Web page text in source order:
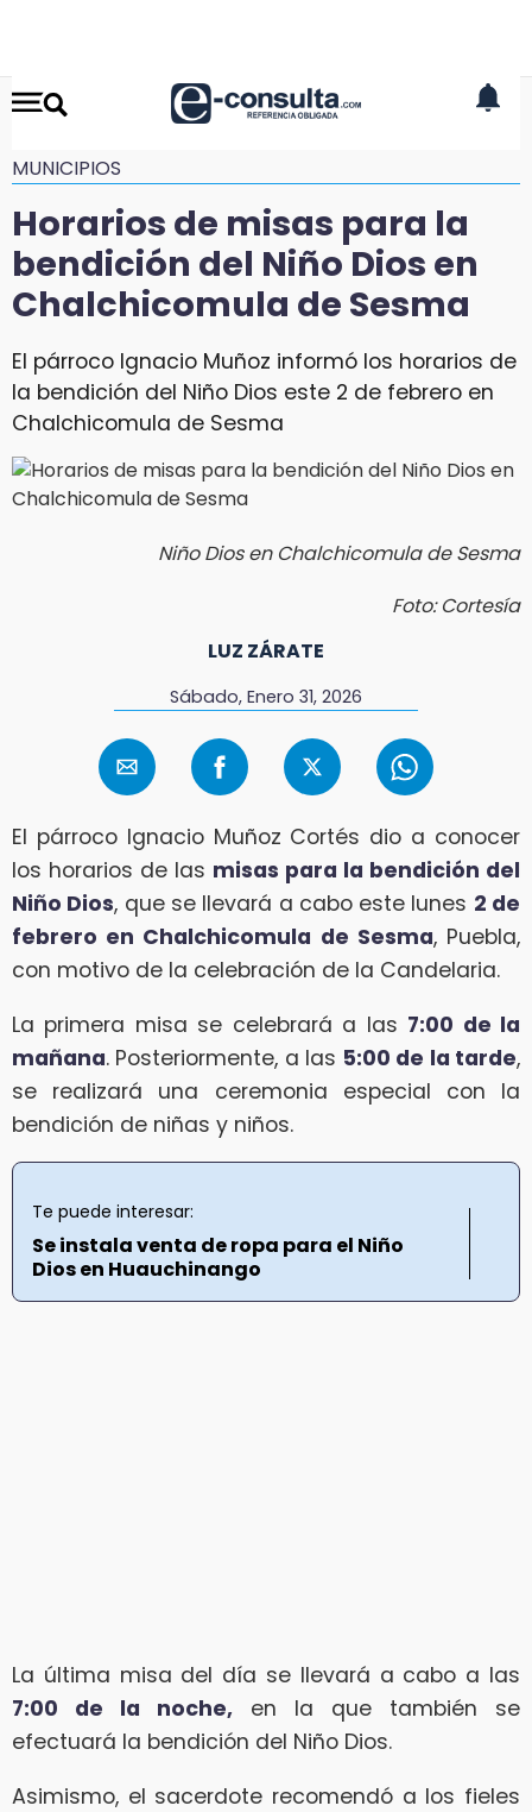
MUNICIPIOS
Horarios de misas para la
bendición del Niño Dios en
Chalchicomula de Sesma
El párroco Ignacio Muñoz informó los horarios de
la bendición del Niño Dios este 2 de febrero en
Chalchicomula de Sesma
Niño Dios en Chalchicomula de Sesma
Foto: Cortesía
LUZ ZÁRATE
Sábado, Enero 31, 2026
El párroco Ignacio Muñoz Cortés dio a conocer
los horarios de las misas para la bendición del
Niño Dios, que se llevará a cabo este lunes 2 de
febrero en Chalchicomula de Sesma, Puebla,
con motivo de la celebración de la Candelaria.
La primera misa se celebrará a las 7:00 de la
mañana. Posteriormente, a las 5:00 de la tarde,
se realizará una ceremonia especial con la
bendición de niñas y niños.
Te puede interesar:
Se instala venta de ropa para el Niño
Dios en Huauchinango
La última misa del día se llevará a cabo a las
7:00 de la noche, en la que también se
efectuará la bendición del Niño Dios.
Asimismo, el sacerdote recomendó a los fieles